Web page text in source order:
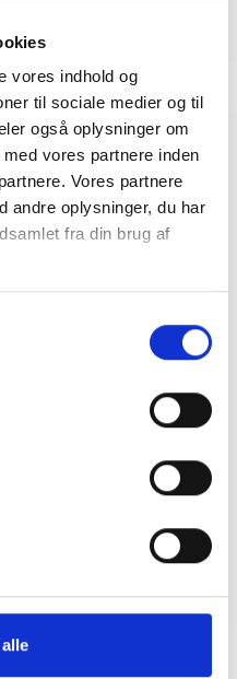
vores indhold og
til sociale medier og til
også oplysninger om
vores partnere inden
Vores partnere
andre oplysninger, du har
fra din brug af
Viden
-